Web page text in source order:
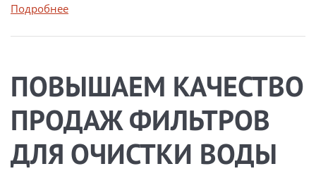
Подробнее
ПОВЫШАЕМ КАЧЕСТВО
ПРОДАЖ ФИЛЬТРОВ
ДЛЯ ОЧИСТКИ ВОДЫ